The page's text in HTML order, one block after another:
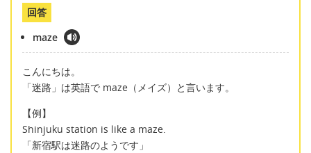
回答
maze
こんにちは。
「迷路」は英語で maze（メイズ）と言います。
【例】
Shinjuku station is like a maze.
「新宿駅は迷路のようです」